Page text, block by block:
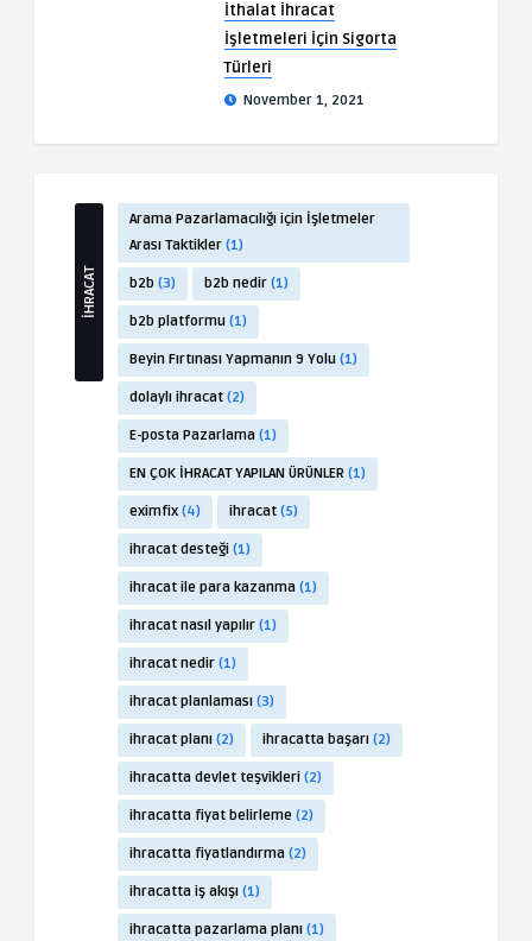
İthalat İhracat
İşletmeleri İçin Sigorta
Türleri
November 1, 2021
İHRACAT
Arama Pazarlamacılığı için İşletmeler
Arası Taktikler (1)
b2b (3) b2b nedir (1)
b2b platformu (1)
Beyin Fırtınası Yapmanın 9 Yolu (1)
dolaylı ihracat (2)
E-posta Pazarlama (1)
EN ÇOK İHRACAT YAPILAN ÜRÜNLER (1)
eximfix (4) ihracat (5)
ihracat desteği (1)
ihracat ile para kazanma (1)
ihracat nasıl yapılır (1)
ihracat nedir (1)
ihracat planlaması (3)
ihracat planı (2) ihracatta başarı (2)
ihracatta devlet teşvikleri (2)
ihracatta fiyat belirleme (2)
ihracatta fiyatlandırma (2)
ihracatta iş akışı (1)
ihracatta pazarlama planı (1)